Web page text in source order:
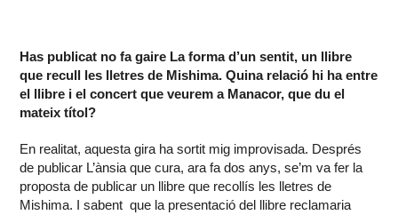
Has publicat no fa gaire La forma d’un sentit, un llibre
que recull les lletres de Mishima. Quina relació hi ha entre
el llibre i el concert que veurem a Manacor, que du el
mateix títol?
En realitat, aquesta gira ha sortit mig improvisada. Després
de publicar L’ànsia que cura, ara fa dos anys, se’m va fer la
proposta de publicar un llibre que recollís les lletres de
Mishima. I sabent que la presentació del llibre reclamaria